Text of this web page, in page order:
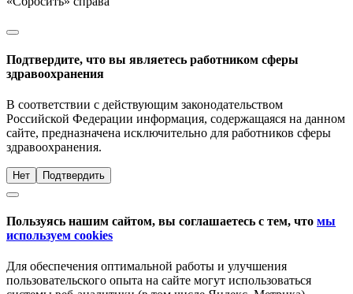
Подтвердите, что вы являетесь работником сферы
здравоохранения
В соответствии с действующим законодательством
Российской Федерации информация, содержащаяся на данном
сайте, предназначена исключительно для работников сферы
здравоохранения.
Нет Подтвердить
Пользуясь нашим сайтом, вы соглашаетесь с тем, что мы
используем cookies
Для обеспечения оптимальной работы и улучшения
пользовательского опыта на сайте могут использоваться